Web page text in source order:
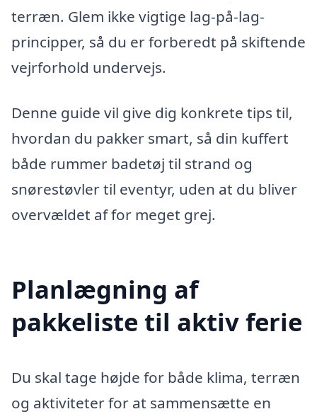
terræn. Glem ikke vigtige lag-på-lag-
principper, så du er forberedt på skiftende
vejrforhold undervejs.
Denne guide vil give dig konkrete tips til,
hvordan du pakker smart, så din kuffert
både rummer badetøj til strand og
snørestøvler til eventyr, uden at du bliver
overvældet af for meget grej.
Planlægning af
pakkeliste til aktiv ferie
Du skal tage højde for både klima, terræn
og aktiviteter for at sammensætte en